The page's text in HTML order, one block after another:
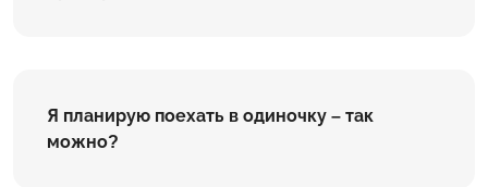
Я планирую поехать в одиночку – так
можно?